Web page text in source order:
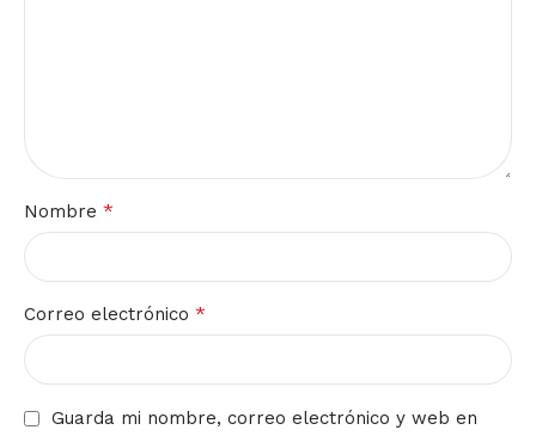
Nombre *
Correo electrónico *
Guarda mi nombre, correo electrónico y web en